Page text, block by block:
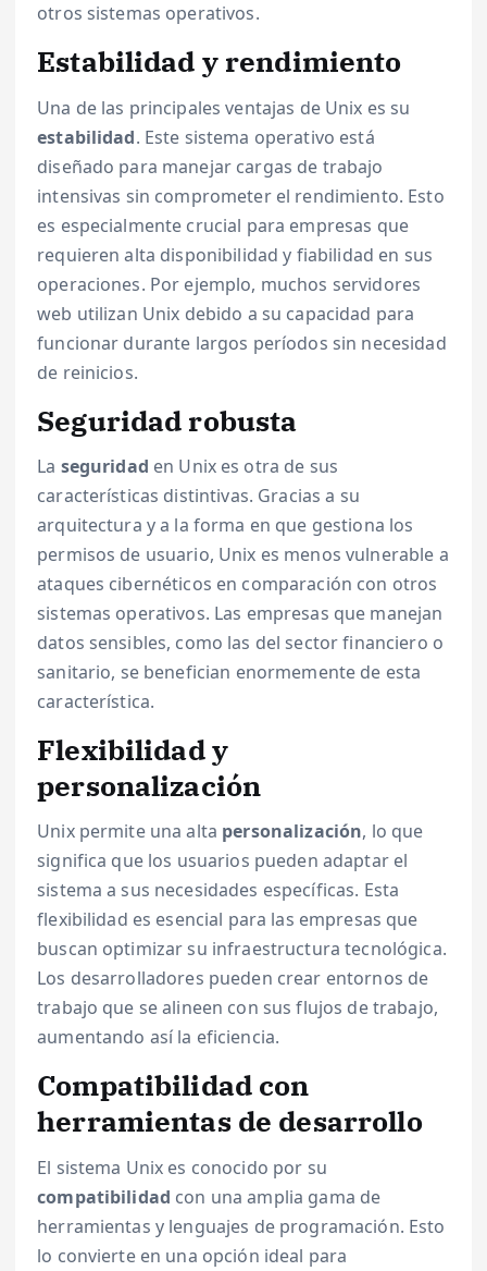
otros sistemas operativos.
Estabilidad y rendimiento
Una de las principales ventajas de Unix es su
estabilidad. Este sistema operativo está
diseñado para manejar cargas de trabajo
intensivas sin comprometer el rendimiento. Esto
es especialmente crucial para empresas que
requieren alta disponibilidad y fiabilidad en sus
operaciones. Por ejemplo, muchos servidores
web utilizan Unix debido a su capacidad para
funcionar durante largos períodos sin necesidad
de reinicios.
Seguridad robusta
La seguridad en Unix es otra de sus
características distintivas. Gracias a su
arquitectura y a la forma en que gestiona los
permisos de usuario, Unix es menos vulnerable a
ataques cibernéticos en comparación con otros
sistemas operativos. Las empresas que manejan
datos sensibles, como las del sector financiero o
sanitario, se benefician enormemente de esta
característica.
Flexibilidad y
personalización
Unix permite una alta personalización, lo que
significa que los usuarios pueden adaptar el
sistema a sus necesidades específicas. Esta
flexibilidad es esencial para las empresas que
buscan optimizar su infraestructura tecnológica.
Los desarrolladores pueden crear entornos de
trabajo que se alineen con sus flujos de trabajo,
aumentando así la eficiencia.
Compatibilidad con
herramientas de desarrollo
El sistema Unix es conocido por su
compatibilidad con una amplia gama de
herramientas y lenguajes de programación. Esto
lo convierte en una opción ideal para